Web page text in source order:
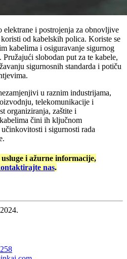
elektrane i postrojenja za obnovljive
od kabelskih polica. Koriste se
kabelima i osiguravanje sigurnog
slobodan put za te kabele,
sigurnosnih standarda i potiču
u raznim industrijama,
telekomunikacije i
organiziranja, zaštite i
čini ih ključnom
i sigurnosti rada
i ažurne informacije,
nas.